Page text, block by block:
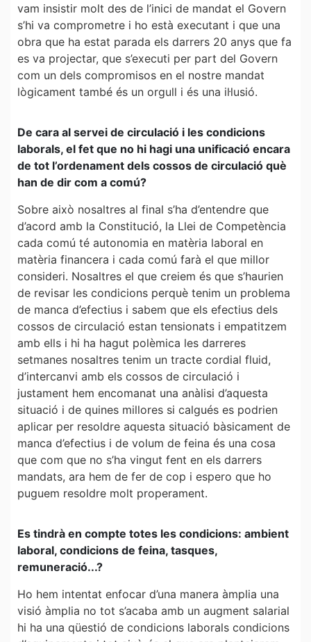
vam insistir molt des de l’inici de mandat el Govern
s’hi va comprometre i ho està executant i que una
obra que ha estat parada els darrers 20 anys que fa
es va projectar, que s’executi per part del Govern
com un dels compromisos en el nostre mandat
lògicament també és un orgull i és una il·lusió.
De cara al servei de circulació i les condicions
laborals, el fet que no hi hagi una unificació encara
de tot l’ordenament dels cossos de circulació què
han de dir com a comú?
Sobre això nosaltres al final s’ha d’entendre que
d’acord amb la Constitució, la Llei de Competència
cada comú té autonomia en matèria laboral en
matèria financera i cada comú farà el que millor
consideri. Nosaltres el que creiem és que s’haurien
de revisar les condicions perquè tenim un problema
de manca d’efectius i sabem que els efectius dels
cossos de circulació estan tensionats i empatitzem
amb ells i hi ha hagut polèmica les darreres
setmanes nosaltres tenim un tracte cordial fluid,
d’intercanvi amb els cossos de circulació i
justament hem encomanat una anàlisi d’aquesta
situació i de quines millores si calgués es podrien
aplicar per resoldre aquesta situació bàsicament de
manca d’efectius i de volum de feina és una cosa
que com que no s’ha vingut fent en els darrers
mandats, ara hem de fer de cop i espero que ho
puguem resoldre molt properament.
Es tindrà en compte totes les condicions: ambient
laboral, condicions de feina, tasques,
remuneració...?
Ho hem intentat enfocar d’una manera àmplia una
visió àmplia no tot s’acaba amb un augment salarial
hi ha una qüestió de condicions laborals condicions